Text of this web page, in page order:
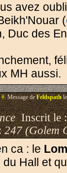
avez
(
Duc des
MH aussi.
#.Message deFeldspathle
Inscrit le
247 (Golem
ca : le
du Hall et